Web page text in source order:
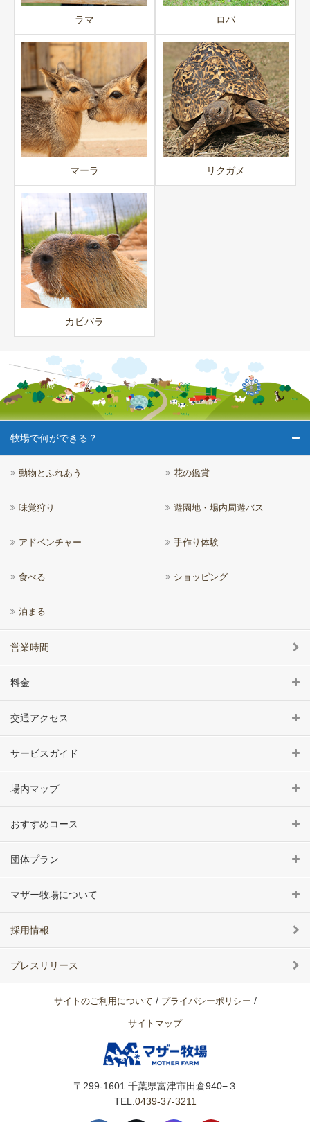
ラマ ロバ
マーラ リクガメ
カピバラ
牧場で何ができる？
動物とふれあう 花の鑑賞
味覚狩り 遊園地・場内周遊バス
アドベンチャー 手作り体験
食べる ショッピング
泊まる
営業時間
料金
交通アクセス
サービスガイド
場内マップ
おすすめコース
団体プラン
マザー牧場について
採用情報
プレスリリース
サイトのご利用について / プライバシーポリシー /
サイトマップ
〒299-1601 千葉県富津市田倉940−３
TEL.0439-37-3211